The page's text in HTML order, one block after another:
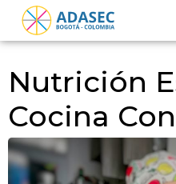
Nutrición
Cocina